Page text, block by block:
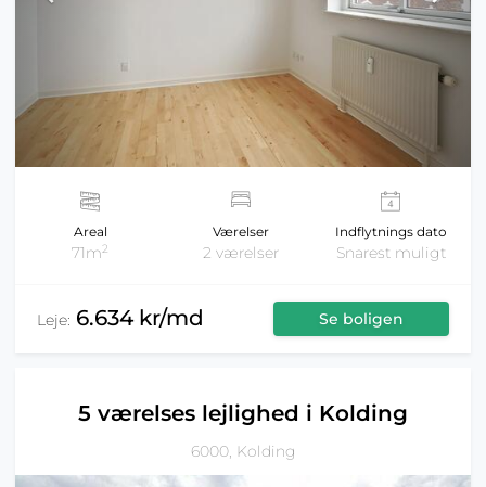
Areal
71m2
Værelser
2 værelser
Indflytnings dato
Snarest muligt
Leje: 6.634 kr/md Se boligen
5 værelses lejlighed i Kolding
6000, Kolding